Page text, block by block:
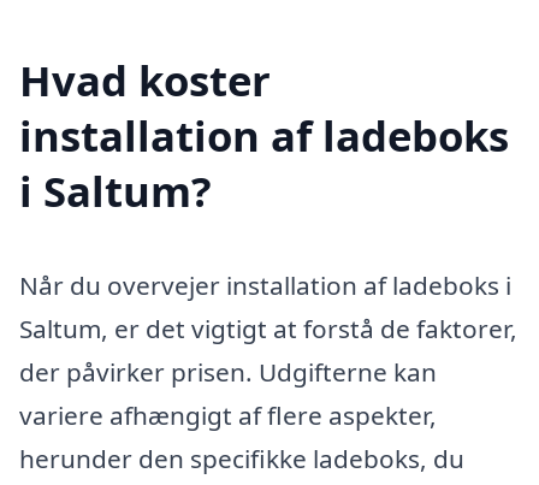
Hvad koster
installation af ladeboks
i Saltum?
Når du overvejer installation af ladeboks i
Saltum, er det vigtigt at forstå de faktorer,
der påvirker prisen. Udgifterne kan
variere afhængigt af flere aspekter,
herunder den specifikke ladeboks, du